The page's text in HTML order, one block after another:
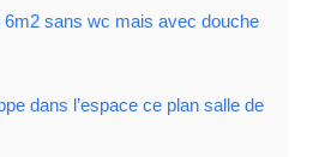
6m2 sans wc mais avec douche
dans l’espace ce plan salle de